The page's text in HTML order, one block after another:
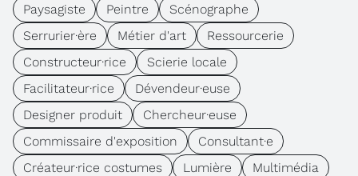
Paysagiste
Peintre
Scénographe
Serrurier·ère
Métier d'art
Ressourcerie
Constructeur·rice
Scierie locale
Facilitateur·rice
Dévendeur·euse
Designer produit
Chercheur·euse
Commissaire d'exposition
Consultant·e
Créateur·rice costumes
Lumière
Multimédia